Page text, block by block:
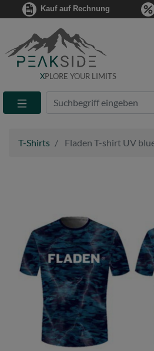
Kauf auf Rechnung
XPLORE YOUR LIMITS
Suche
Eingabefeld
T-Shirts Fladen T-shirt UV